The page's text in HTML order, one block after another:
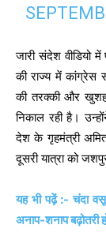
जारी संदेश वीडियो
की राज्य में कांग्रेस
की तरक्की और
निकाल रही है।
देश के गृहमंत्री अमित
दूसरी यात्रा को
यह भी पढ़ें :- चंदा
अनाप-शनाप बढ़ोतरी